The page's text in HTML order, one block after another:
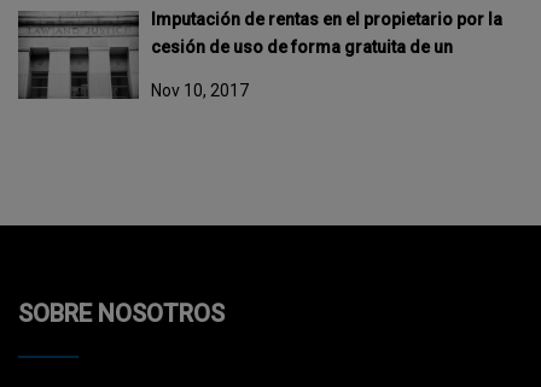
Imputación de rentas en el propietario por la
cesión de uso de forma gratuita de un
Nov 10, 2017
SOBRE NOSOTROS